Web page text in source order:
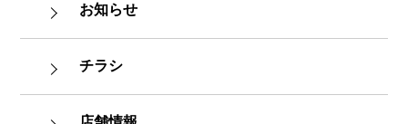
お知らせ
チラシ